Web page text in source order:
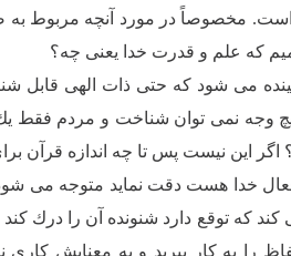
مخصوصاً در مورد آنچه مربوط
كه علم و قدرت خدا یعنى چه؟
مى شود كه حتى ذات الهى قابل
وجه نمى توان شناخت و مردم فقط یك
اگر این نیست پس تا چه اندازه
خدا هست دقت نماید متوجه مى
كه توقع دارد شنونده آن را درك
را به كار ببرید و به معنایش كارى